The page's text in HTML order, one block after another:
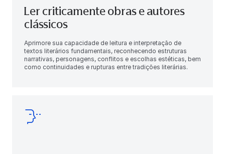
Ler criticamente obras e autores
clássicos
Aprimore sua capacidade de leitura e interpretação de
textos literários fundamentais, reconhecendo estruturas
narrativas, personagens, conflitos e escolhas estéticas, bem
como continuidades e rupturas entre tradições literárias.